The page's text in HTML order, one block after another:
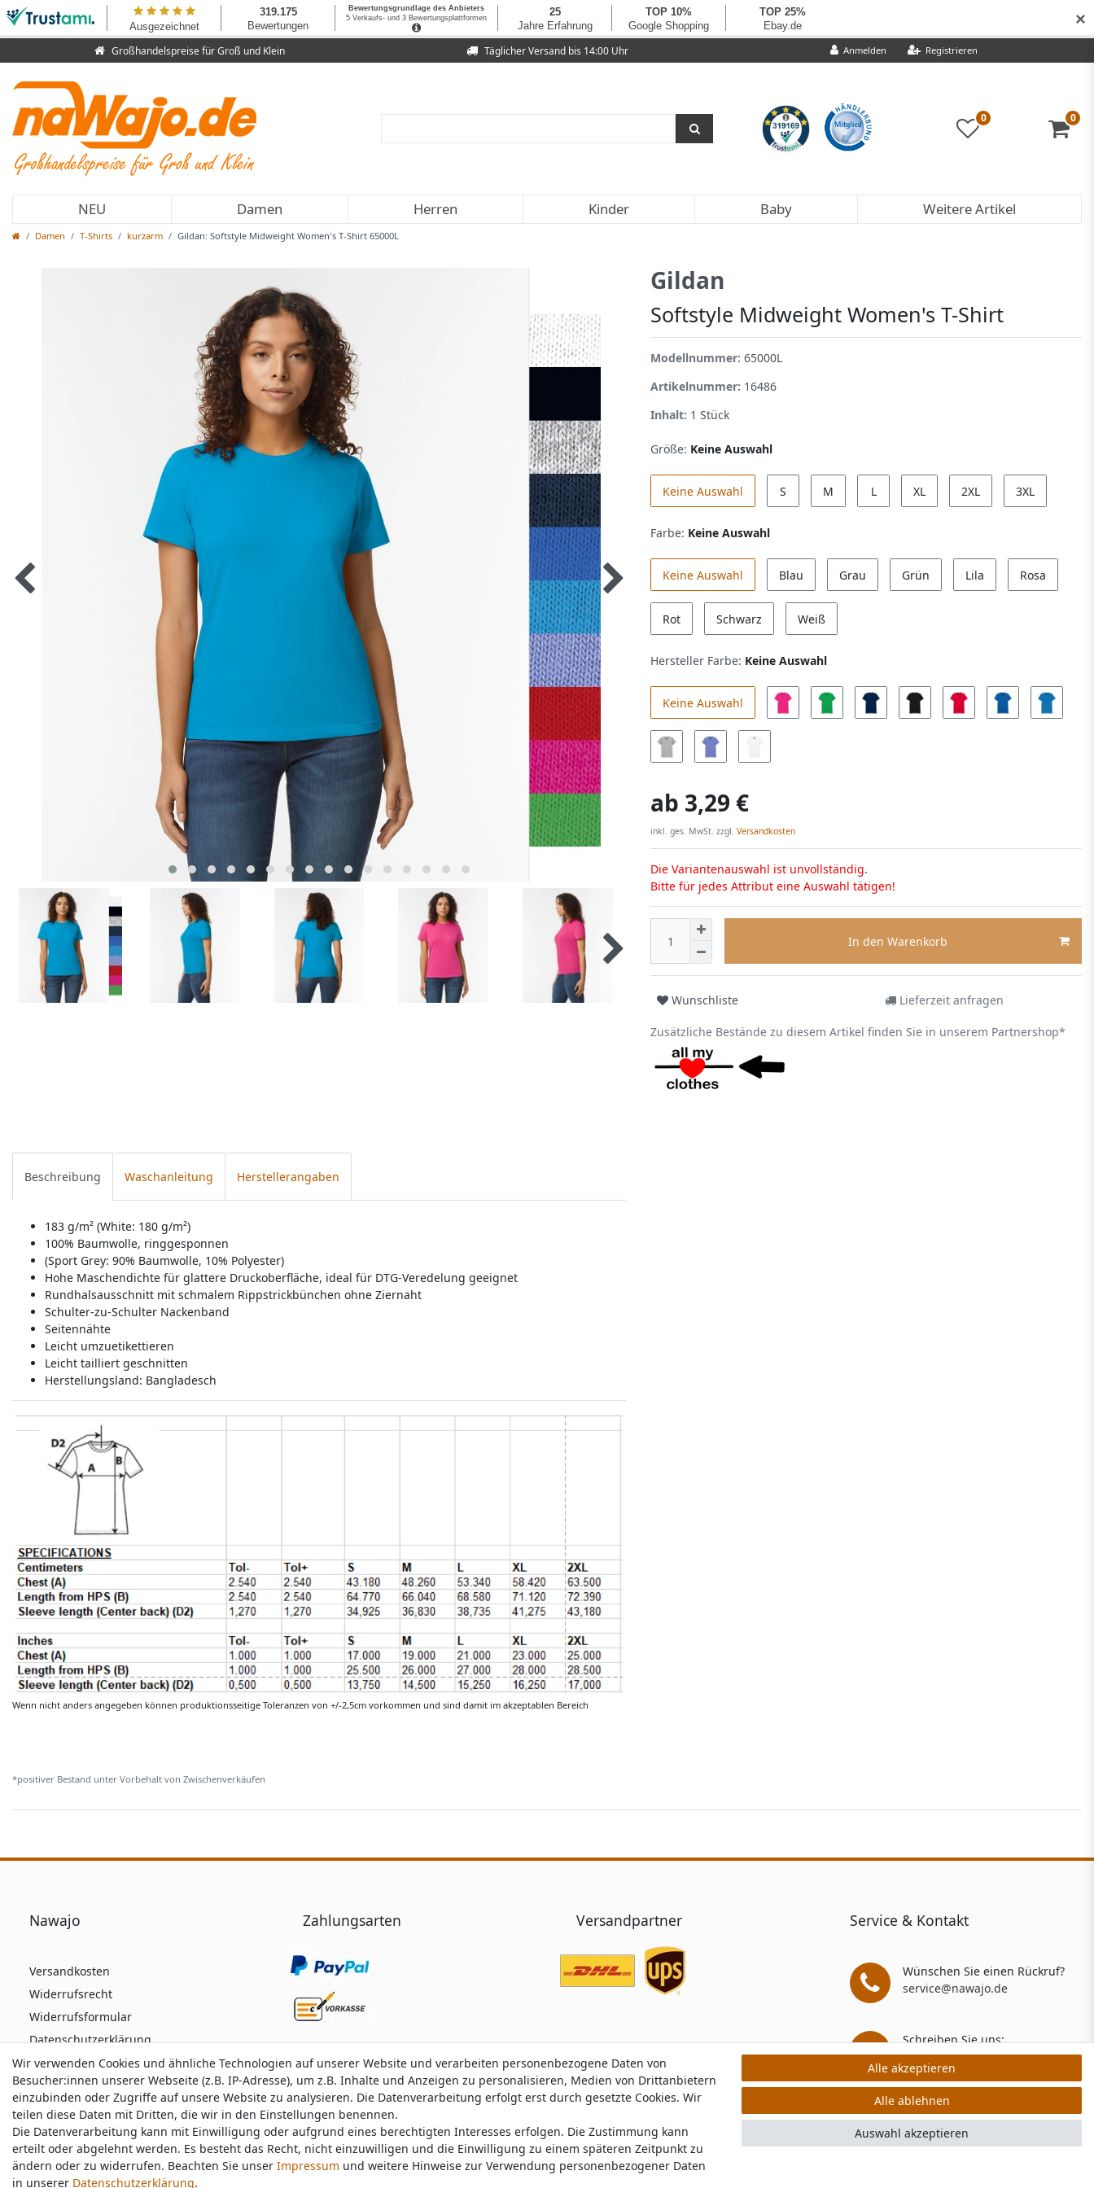
Anmelden Registrieren
Täglicher Versand bis 14:00 Uhr
Großhandelspreise für Groß und Klein
0 0
NEU Damen Herren Kinder Baby Weitere Artikel
Damen T-Shirts kurzarm Gildan: Softstyle Midweight Women's T-Shirt 65000L
Gildan
Softstyle Midweight Women's T-Shirt
Modellnummer: 65000L
Artikelnummer: 16486
Inhalt: 1 Stück
Größe: Keine Auswahl
Keine Auswahl S M L XL 2XL 3XL
Farbe: Keine Auswahl
Keine Auswahl Blau Grau Grün Lila Rosa
Rot Schwarz Weiß
Hersteller Farbe: Keine Auswahl
Keine Auswahl
ab 3,29 €
inkl. ges. MwSt. zzgl. Versandkosten
Die Variantenauswahl ist unvollständig.
Bitte für jedes Attribut eine Auswahl tätigen!
In den Warenkorb
Wunschliste Lieferzeit anfragen
Zusätzliche Bestände zu diesem Artikel finden Sie in unserem Partnershop*
Beschreibung Waschanleitung Herstellerangaben
183 g/m² (White: 180 g/m²)
100% Baumwolle, ringgesponnen
(Sport Grey: 90% Baumwolle, 10% Polyester)
Hohe Maschendichte für glattere Druckoberfläche, ideal für DTG-Veredelung geeignet
Rundhalsausschnitt mit schmalem Rippstrickbünchen ohne Ziernaht
Schulter-zu-Schulter Nackenband
Seitennähte
Leicht umzuetikettieren
Leicht tailliert geschnitten
Herstellungsland: Bangladesch
Wenn nicht anders angegeben können produktionsseitige Toleranzen von +/-2,5cm vorkommen und sind damit im akzeptablen Bereich
*positiver Bestand unter Vorbehalt von Zwischenverkäufen
Nawajo
Versandkosten
Widerrufsrecht
Widerrufsformular
Datenschutzerklärung
AGB
Impressum
Zahlungsarten Versandpartner Service & Kontakt
Wünschen Sie einen Rückruf?
service@nawajo.de
Schreiben Sie uns:
service@nawajo.de
Durchschnittliche Bewertung vonnawajo.de bei Trustami:5.00/5.00 mit319.175Bewertungen | Bewertungsgrundlage des Anbieters: 5 Verkaufs- und 3 Bewertungsplattformen
Wir verwenden Cookies und ähnliche Technologien auf unserer Website und verarbeiten personenbezogene Daten von
Besucher:innen unserer Webseite (z.B. IP-Adresse), um z.B. Inhalte und Anzeigen zu personalisieren, Medien von Drittanbietern
einzubinden oder Zugriffe auf unsere Website zu analysieren. Die Datenverarbeitung erfolgt erst durch gesetzte Cookies. Wir
teilen diese Daten mit Dritten, die wir in den Einstellungen benennen.
Die Datenverarbeitung kann mit Einwilligung oder aufgrund eines berechtigten Interesses erfolgen. Die Zustimmung kann
erteilt oder abgelehnt werden. Es besteht das Recht, nicht einzuwilligen und die Einwilligung zu einem späteren Zeitpunkt zu
ändern oder zu widerrufen. Beachten Sie unser Impressum und weitere Hinweise zur Verwendung personenbezogener Daten
in unserer Daten­schutz­erklärung.
Alle akzeptieren
Alle ablehnen
Auswahl akzeptieren
Wir verwenden Cookies und ähnliche Technologien auf unserer Website und verarbeiten personenbezogene Daten von
Besucher:innen unserer Webseite (z.B. IP-Adresse), um z.B. Inhalte und Anzeigen zu personalisieren, Medien von Drittanbietern
einzubinden oder Zugriffe auf unsere Website zu analysieren. Die Datenverarbeitung erfolgt erst durch gesetzte Cookies. Wir
teilen diese Daten mit Dritten, die wir in den Einstellungen benennen.
Die Datenverarbeitung kann mit Einwilligung oder aufgrund eines berechtigten Interesses erfolgen. Die Zustimmung kann
erteilt oder abgelehnt werden. Es besteht das Recht, nicht einzuwilligen und die Einwilligung zu einem späteren Zeitpunkt zu
ändern oder zu widerrufen. Beachten Sie unser Impressum und weitere Hinweise zur Verwendung personenbezogener Daten
in unserer Daten­schutz­erklärung.
Alle akzeptieren
Alle ablehnen
Auswahl akzeptieren
✕